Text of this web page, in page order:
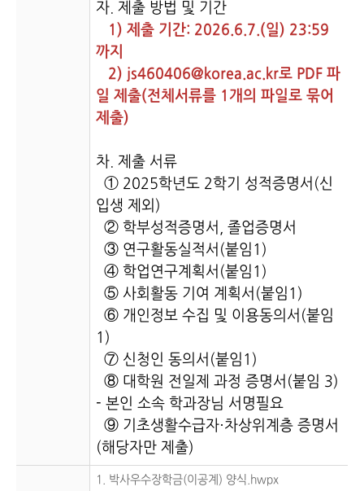
자. 제출 방법 및 기간
1) 제출 기간: 2026.6.7.(일) 23:59
까지
2) js460406@korea.ac.kr로 PDF 파
일 제출(전체서류를 1개의 파일로 묶어
제출)
차. 제출 서류
① 2025학년도 2학기 성적증명서(신
입생 제외)
② 학부성적증명서, 졸업증명서
③ 연구활동실적서(붙임1)
④ 학업연구계획서(붙임1)
⑤ 사회활동 기여 계획서(붙임1)
⑥ 개인정보 수집 및 이용동의서(붙임
1)
⑦ 신청인 동의서(붙임1)
⑧ 대학원 전일제 과정 증명서(붙임 3)
- 본인 소속 학과장님 서명필요
⑨ 기초생활수급자·차상위계층 증명서
(해당자만 제출)
1. 박사우수장학금(이공계) 양식.hwpx